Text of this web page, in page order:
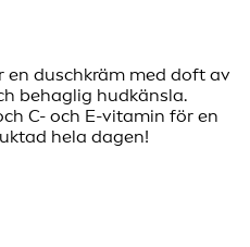
en duschkräm med doft av
behaglig hudkänsla.
C- och E-vitamin för en
hela dagen!